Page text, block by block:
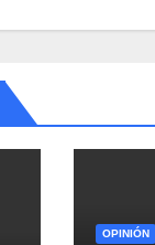
OPINIÓN